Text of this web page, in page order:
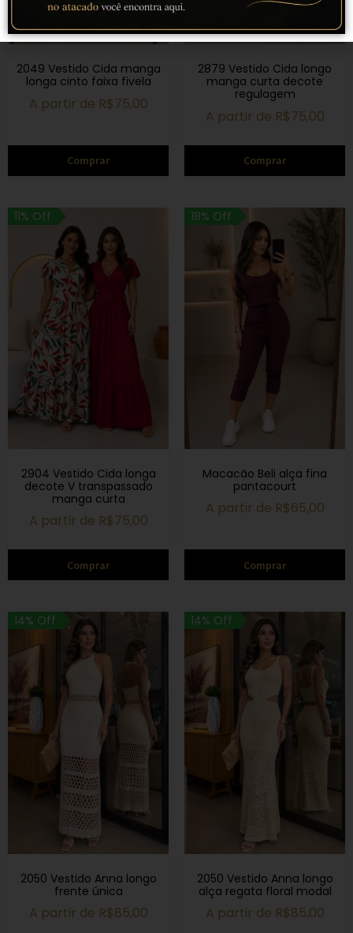
2049 Vestido Cida manga
longa cinto faixa fivela
A partir de R$75,00
Comprar
2879 Vestido Cida longo
manga curta decote
regulagem
A partir de R$75,00
Comprar
11% Off
2904 Vestido Cida longa
decote V transpassado
manga curta
A partir de R$75,00
Comprar
18% Off
Macacão Beli alça fina
pantacourt
A partir de R$65,00
Comprar
14% Off
2050 Vestido Anna longo
frente única
A partir de R$85,00
14% Off
2050 Vestido Anna longo
alça regata floral modal
A partir de R$85,00